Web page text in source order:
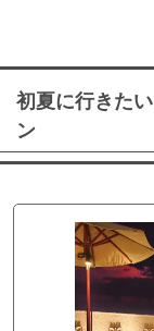
初夏に行きた
ン